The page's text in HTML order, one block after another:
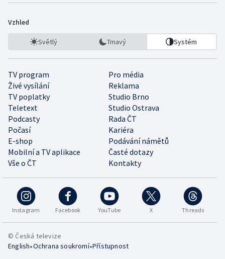
Vzhled
Světlý Tmavý Systém
TV program
Pro média
Živé vysílání
Reklama
TV poplatky
Studio Brno
Teletext
Studio Ostrava
Podcasty
Rada ČT
Počasí
Kariéra
E-shop
Podávání námětů
Mobilní a TV aplikace
Časté dotazy
Vše o ČT
Kontakty
Instagram Facebook YouTube X Threads
© Česká televize
English•Ochrana soukromí•Přístupnost